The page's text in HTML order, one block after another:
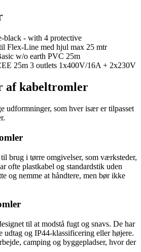
black - with 4 protective
Flex-Line med hjul max 25 mtr
w/o earth PVC 25m
25m 3 outlets 1x400V/16A + 2x230V
af kabeltromler
udformninger, som hver især er tilpasset
brug i tørre omgivelser, som værksteder,
ofte plastkabel og standardstik uden
og nemme at håndtere, men bør ikke
til at modstå fugt og snavs. De har
udtag og IP44-klassificering eller højere.
camping og byggepladser, hvor der